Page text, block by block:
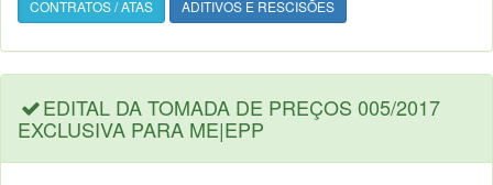
CONTRATOS / ATAS
ADITIVOS E RESCISÕES
EDITAL DA TOMADA DE PREÇOS 005/2017
EXCLUSIVA PARA ME|EPP